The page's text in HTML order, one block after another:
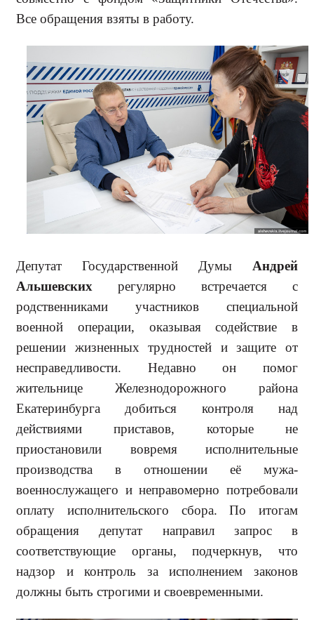
Все обраще­ния взяты в работу.
Депутат Государственной Думы Андрей
Альшевских регулярно встречается с
родственниками участ­ников специальной
военной опера­ции, оказывая содействие в
решении жизненных трудностей и защите от
несправедливости. Недавно он по­мог
жительнице Железнодорожно­го района
Екатеринбурга добиться контроля над
действиями приставов, которые не
приостановили вовремя исполнительные
производства в от­ношении её мужа-
военнослужащего и неправомерно потребовали
оплату исполнительского сбора. По итогам
обращения депутат направил запрос в
соответствующие органы, подчер­кнув, что
надзор и контроль за ис­полнением законов
должны быть строгими и своевременными.